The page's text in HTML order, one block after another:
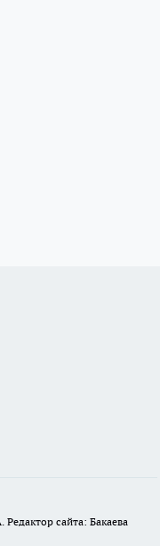
сайта: Бакаева